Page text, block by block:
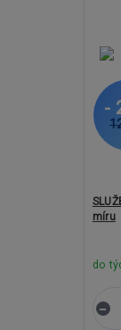
-
míru
do